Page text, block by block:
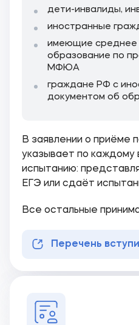
дети-инвалиды,
иностранные
имеющие среднее
образование по
МФЮА
граждане РФ с
документом об
В заявлении о приёме
указывает по каждому
испытанию:
ЕГЭ или сдаёт
Все остальные
Перечень